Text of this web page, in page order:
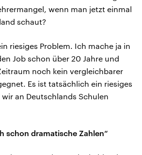
wenn man jetzt einmal
schaut?
riesiges Problem. Ich mache ja in
Job schon über 20 Jahre und
noch kein vergleichbarer
Es ist tatsächlich ein riesiges
an Deutschlands Schulen
schon dramatische Zahlen“